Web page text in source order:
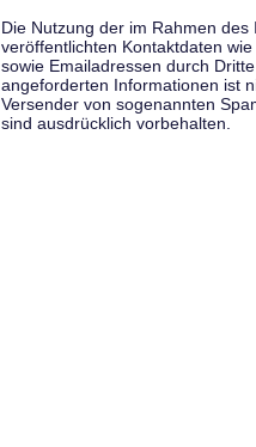
Die Nutzung der im Rahmen
veröffentlichten Kontaktdaten
sowie Emailadressen durch
angeforderten Informationen ist
Versender von sogenannten
sind ausdrücklich vorbehalten.